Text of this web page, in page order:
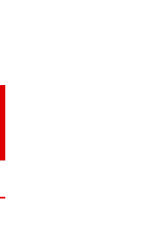
学校以及企业等